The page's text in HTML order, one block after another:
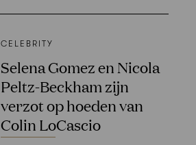
CELEBRITY
Selena Gomez en Nicola
Peltz-Beckham zijn
verzot op hoeden van
Colin LoCascio